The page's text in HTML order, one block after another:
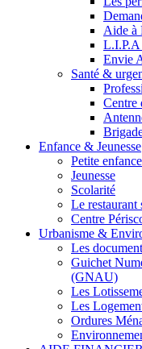
Aide à
L.I.P.A
Envie
Santé &
Centre
Enfance & Jeunesse
Petite enfance
Jeunesse
Scolarité
Le restaurant
Centre
Urbanisme &
Les
Guichet
(GNAU)
Les
Les
Ordures